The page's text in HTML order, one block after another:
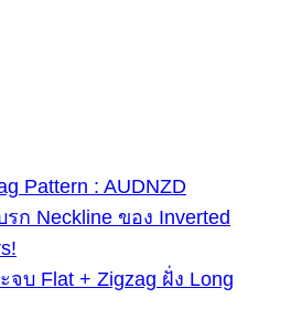
Pattern : AUDNZD
รก Neckline ของ Inverted
จบ Flat + Zigzag ฝั่ง Long